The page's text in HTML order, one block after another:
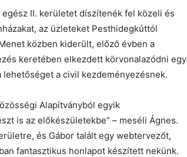
II. kerületet díszítenék fel közeli és
az üzleteket Pesthidegkúttól
közben kiderült, előző évben a
keretében elkezdett körvonalazódni egy
a civil kezdeményezésnek.
Alapítványból egyik
is az előkészületekbe” – meséli Ágnes.
és Gábor talált egy webtervezőt,
fantasztikus honlapot készített nekünk.